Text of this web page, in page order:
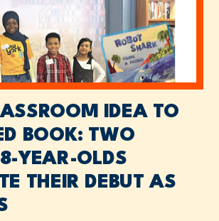
IDEA TO
BOOK: TWO
YEAR-OLDS
THEIR DEBUT AS